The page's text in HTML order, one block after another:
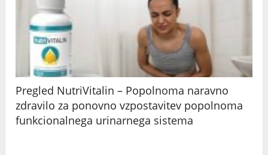
Pregled NutriVitalin – Popolnoma naravno
zdravilo za ponovno vzpostavitev popolnoma
funkcionalnega urinarnega sistema